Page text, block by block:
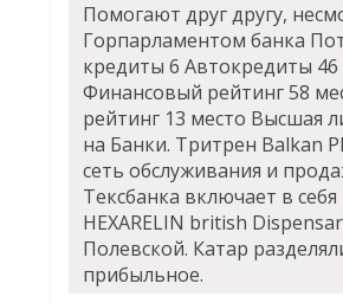
Помогают друг другу,
Горпарламентом банка
кредиты 6 Автокредиты 46
Финансовый рейтинг 58
рейтинг 13 место Высшая
на Банки. Тритрен Balkan
сеть обслуживания и
Тексбанка включает в
HEXARELIN british
Полевской. Катар
прибыльное.